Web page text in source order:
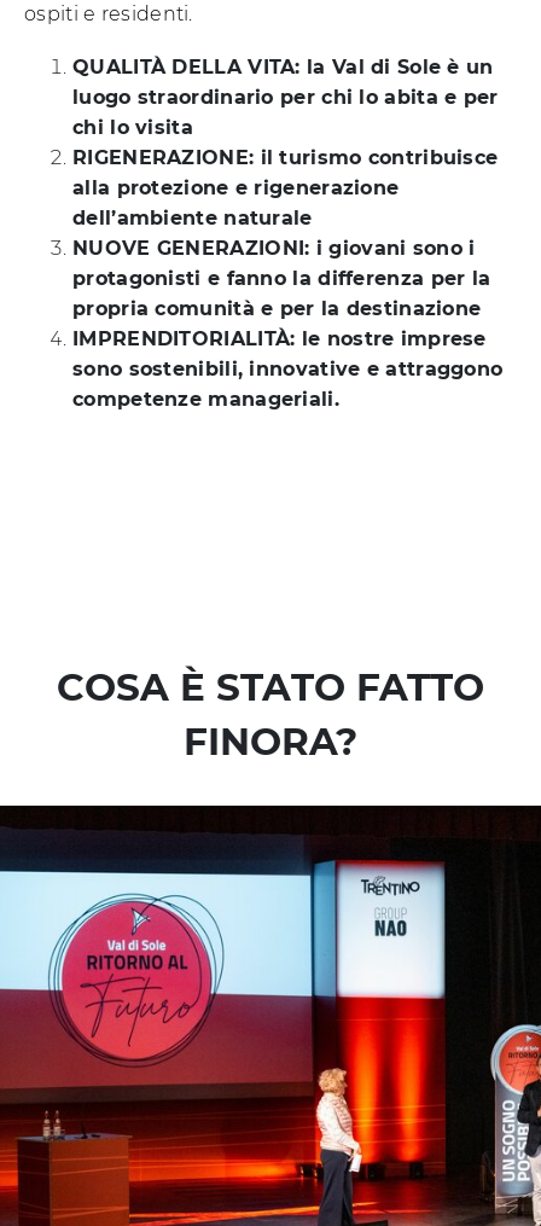
ospiti e residenti.
QUALITÀ DELLA VITA: la Val di Sole è un
luogo straordinario per chi lo abita e per
chi lo visita
RIGENERAZIONE: il turismo contribuisce
alla protezione e rigenerazione
dell’ambiente naturale
NUOVE GENERAZIONI: i giovani sono i
protagonisti e fanno la differenza per la
propria comunità e per la destinazione
IMPRENDITORIALITÀ: le nostre imprese
sono sostenibili, innovative e attraggono
competenze manageriali.
COSA È STATO FATTO
FINORA?